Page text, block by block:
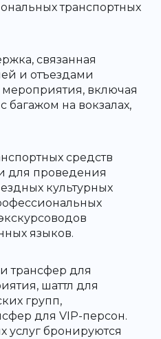
транспортных
связанная
и отъездами
мероприятия, включая
багажом на вокзалах,
средств
для проведения
культурных
языков.
трансфер для
шаттл для
групп,
для VIP-персон.
услуг бронируются